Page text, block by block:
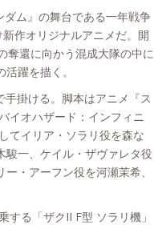
ダム』の舞台である一年戦争
作オリジナルアニメだ。開
奪還に向かう混成大隊の中に
躍を描く。
掛ける。脚本はアニメ『ス
イオハザード：インフィニ
てイリア・ソラリ役を森な
駿一、ケイル・ザヴァレタ役
・アーフン役を河瀬茉希、
る「ザクII F型 ソラリ機」